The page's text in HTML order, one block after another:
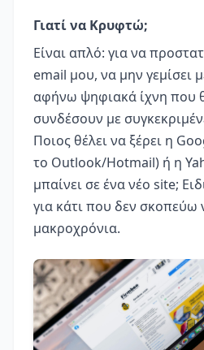
Γιατί να Κρυφτώ;
Είναι απλό: για να
email μου, να μην γεμίσει
αφήνω ψηφιακά ίχνη που
συνδέσουν με
Ποιος θέλει να ξέρει η
το Outlook/Hotmail) ή η
μπαίνει σε ένα νέο site;
για κάτι που δεν σκοπεύω
μακροχρόνια.